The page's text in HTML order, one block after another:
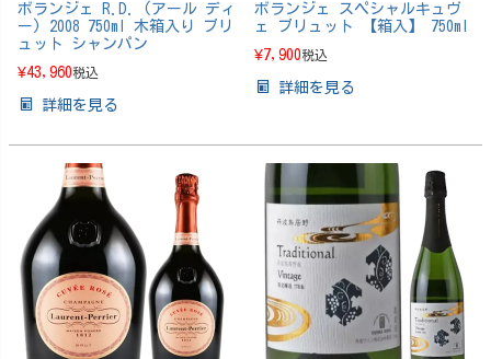
ボランジェ R.D. (アール ディ
ー) 2008 750ml 木箱入り ブリ
ュット シャンパン
¥43,960税込
詳細を見る
ボランジェ スペシャルキュヴ
ェ ブリュット 【箱入】 750ml
¥7,900税込
詳細を見る